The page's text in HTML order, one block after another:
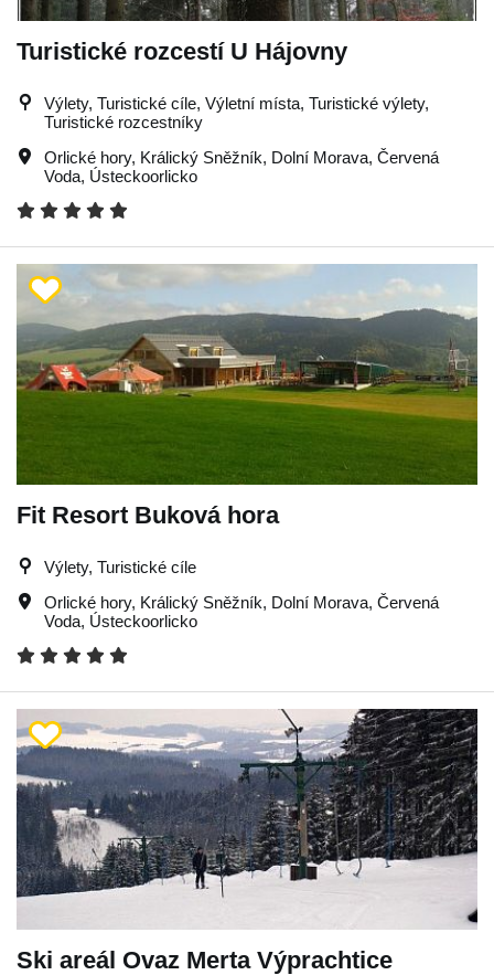
Turistické rozcestí U Hájovny
Výlety, Turistické cíle, Výletní místa, Turistické výlety,
Turistické rozcestníky
Orlické hory, Králický Sněžník, Dolní Morava, Červená
Voda, Ústeckoorlicko
Fit Resort Buková hora
Výlety, Turistické cíle
Orlické hory, Králický Sněžník, Dolní Morava, Červená
Voda, Ústeckoorlicko
Ski areál Ovaz Merta Výprachtice